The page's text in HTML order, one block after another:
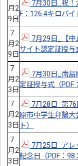
月2
9日
7月30日_祝！
F：126.4キロバイ
7
月2
9日
7月29日_【中
サイト認定証授与
7
月2
3日
7月30日_南島
定証授与式（PDF
7
月2
3日
7月28日_第
原市中学生弁論大
ト）
7
月2
3日
7月25日_アレ
記念日（PDF：